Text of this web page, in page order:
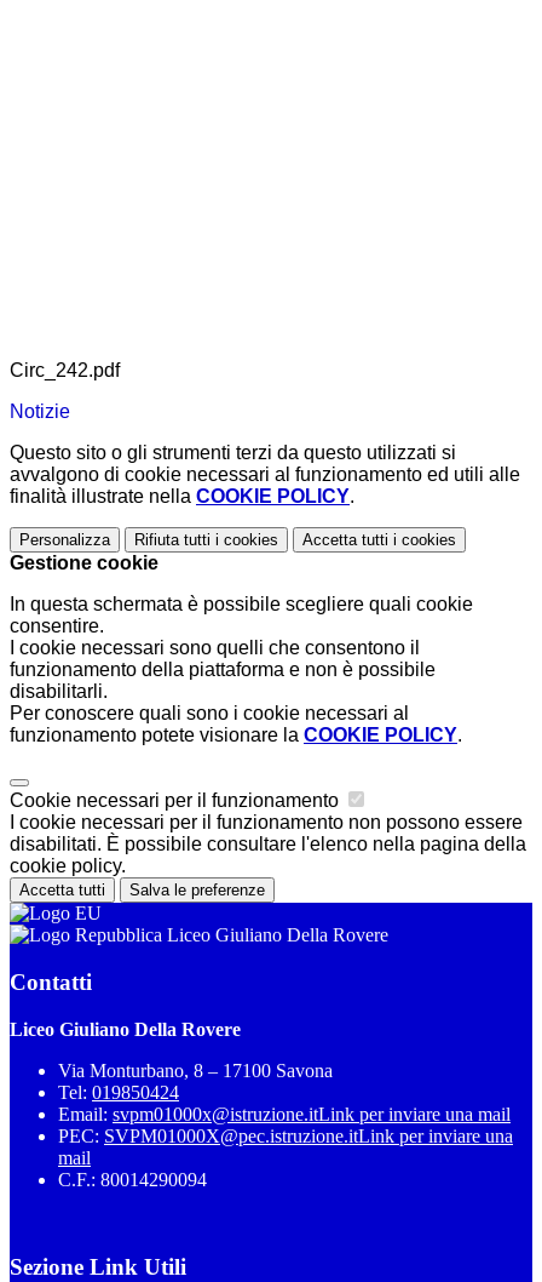
Circ_242.pdf
Notizie
Questo sito o gli strumenti terzi da questo utilizzati si
avvalgono di cookie necessari al funzionamento ed utili alle
finalità illustrate nella COOKIE POLICY.
Personalizza Rifiuta tutti i cookies Accetta tutti i cookies
Gestione cookie
In questa schermata è possibile scegliere quali cookie
consentire.
I cookie necessari sono quelli che consentono il
funzionamento della piattaforma e non è possibile
disabilitarli.
Per conoscere quali sono i cookie necessari al
funzionamento potete visionare la COOKIE POLICY.
Cookie necessari per il funzionamento
I cookie necessari per il funzionamento non possono essere
disabilitati. È possibile consultare l'elenco nella pagina della
cookie policy.
Accetta tutti Salva le preferenze
Liceo Giuliano Della Rovere
Contatti
Liceo Giuliano Della Rovere
Via Monturbano, 8 – 17100 Savona
Tel: 019850424
Email: svpm01000x@istruzione.itLink per inviare una mail
PEC: SVPM01000X@pec.istruzione.itLink per inviare una
mail
C.F.: 80014290094
Sezione Link Utili